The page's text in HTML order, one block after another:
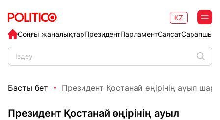
Соңғы жаңалықтарПрезидентПарламентСаясат
KZ
Басты бет Президент Қостанай өңірінің ауыл
Президент Қостанай өңірінің ауыл